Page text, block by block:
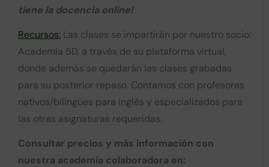
tiene la docencia online!
Recursos:Las clases se impartirán por nuestro socio:
Academia 5D, a través de su plataforma virtual,
donde además se quedarán las clases grabadas
para su posterior repaso. Contamos con profesores
nativos/bilingües para inglés y especializados para
las otras asignaturas requeridas.
Consultar precios y más información con
nuestra academia colaboradora en: